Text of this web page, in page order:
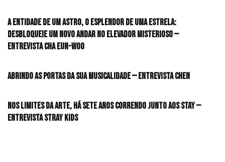
A entidade de um astro, o esplendor de uma estrela:
desbloqueie um novo andar no elevador misterioso —
Entrevista CHA EUN-WOO
Abrindo as portas da sua musicalidade — Entrevista CHEN
Nos limites da arte, há sete anos correndo junto aos STAY —
Entrevista Stray Kids